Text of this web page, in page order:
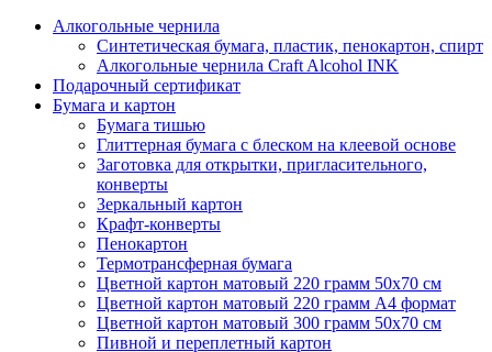
Алкогольные чернила
Синтетическая бумага, пластик, пенокартон, спирт
Алкогольные чернила Craft Alcohol INK
Подарочный сертификат
Бумага и картон
Бумага тишью
Глиттерная бумага с блеском на клеевой основе
Заготовка для открытки, пригласительного,
конверты
Зеркальный картон
Крафт-конверты
Пенокартон
Термотрансферная бумага
Цветной картон матовый 220 грамм 50х70 см
Цветной картон матовый 220 грамм A4 формат
Цветной картон матовый 300 грамм 50х70 см
Пивной и переплетный картон